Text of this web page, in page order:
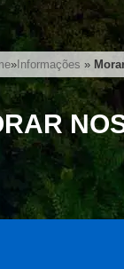
»Informações »